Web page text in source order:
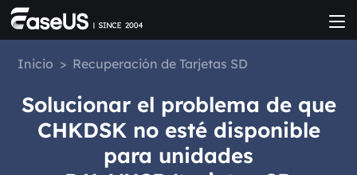
Inicio > Recuperación de Tarjetas SD
Solucionar el problema de que
CHKDSK no esté disponible
para unidades